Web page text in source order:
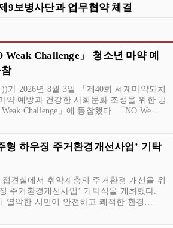
9보병사단과 업무협약 체결
Weak Challenge」 청소년 마약 예
가 2026년 8월 3일 「제40회 세계마약퇴치
약 예방과 건강한 사회문화 조성을 위한 공
Challenge」에 동참했다. 「NO We…
형 하우징 주거환경개선사업’ 기탁
견실에서 취약계층의 주거환경 개선을 위
주거환경개선사업’ 기탁식을 개최했다.
열악한 시민이 안전하고 쾌적한 환경…